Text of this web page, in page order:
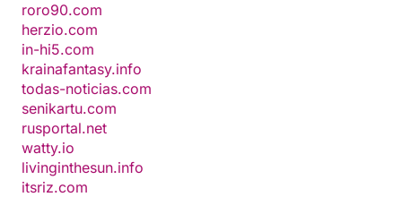
roro90.com
herzio.com
in-hi5.com
krainafantasy.info
todas-noticias.com
senikartu.com
rusportal.net
watty.io
livinginthesun.info
itsriz.com